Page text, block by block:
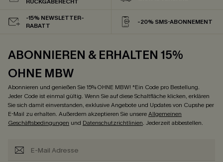
-15% NEWSLETTER-
RABATT
-20% SMS-ABONNEMENT
ABONNIEREN & ERHALTEN 15%
OHNE MBW
Abonnieren und genießen Sie 15% OHNE MBW! *Ein Code pro Bestellung.
Jeder Code ist einmal gültig. Wenn Sie auf diese Schaltfläche klicken, erklären
Sie sich damit einverstanden, exklusive Angebote und Updates von Cupshe per
E-Mail zu erhalten. Außerdem akzeptieren Sie unsereAllgemeinen
Geschäftsbedingungen und Datenschutzrichtlinien. Jederzeit abbestellen.